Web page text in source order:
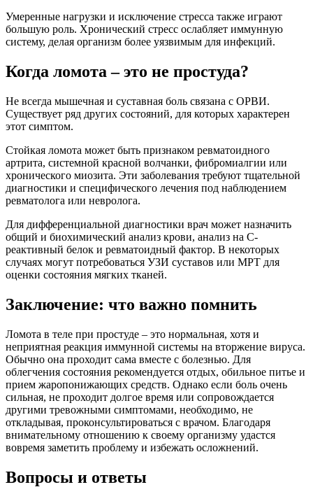
Умеренные нагрузки и исключение стресса также играют
большую роль. Хронический стресс ослабляет иммунную
систему, делая организм более уязвимым для инфекций.
Когда ломота – это не простуда?
Не всегда мышечная и суставная боль связана с ОРВИ.
Существует ряд других состояний, для которых характерен
этот симптом.
Стойкая ломота может быть признаком ревматоидного
артрита, системной красной волчанки, фибромиалгии или
хронического миозита. Эти заболевания требуют тщательной
диагностики и специфического лечения под наблюдением
ревматолога или невролога.
Для дифференциальной диагностики врач может назначить
общий и биохимический анализ крови, анализ на С-
реактивный белок и ревматоидный фактор. В некоторых
случаях могут потребоваться УЗИ суставов или МРТ для
оценки состояния мягких тканей.
Заключение: что важно помнить
Ломота в теле при простуде – это нормальная, хотя и
неприятная реакция иммунной системы на вторжение вируса.
Обычно она проходит сама вместе с болезнью. Для
облегчения состояния рекомендуется отдых, обильное питье и
прием жаропонижающих средств. Однако если боль очень
сильная, не проходит долгое время или сопровождается
другими тревожными симптомами, необходимо, не
откладывая, проконсультироваться с врачом. Благодаря
внимательному отношению к своему организму удастся
вовремя заметить проблему и избежать осложнений.
Вопросы и ответы